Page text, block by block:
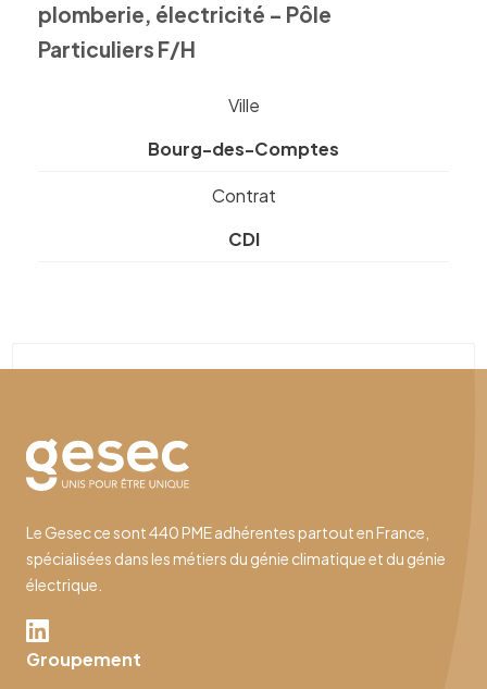
plomberie, électricité – Pôle
Particuliers F/H
Ville
Bourg-des-Comptes
Contrat
CDI
Le Gesec ce sont 440 PME adhérentes partout en France,
spécialisées dans les métiers du génie climatique et du génie
électrique.
Groupement